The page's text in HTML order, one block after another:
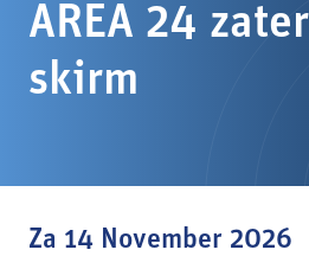
AREA 24
skirm
Za 14 November 2026